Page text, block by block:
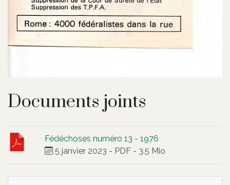
Documents joints
Fédéchoses numéro 13 - 1976
5 janvier 2023 - PDF - 3.5 Mio